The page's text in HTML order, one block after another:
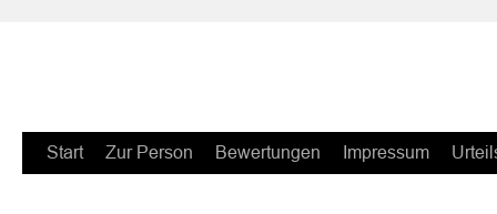
Zum
Start Zur Person Bewertungen Impressum